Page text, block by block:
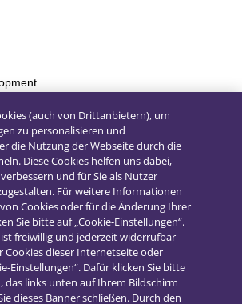
suite@msg.grouppeopledevelopment.i-
(auch von Drittanbietern), um
zu personalisieren und
die Nutzung der Webseite durch die
Diese Cookies helfen uns dabei,
und für Sie als Nutzer
Für weitere Informationen
Cookies oder für die Änderung Ihrer
Sie bitte auf „Cookie-Einstellungen“.
ist freiwillig und jederzeit widerrufbar
Cookies dieser Internetseite oder
Einstellungen“. Dafür klicken Sie bitte
das links unten auf Ihrem Bildschirm
dieses Banner schließen. Durch den